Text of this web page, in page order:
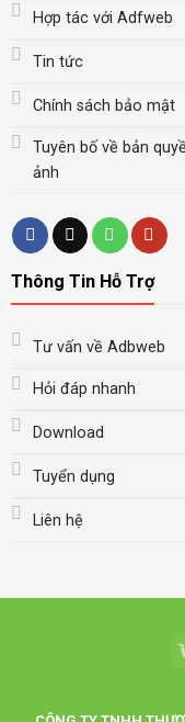
Hợp tác với Adfweb
Tin tức
Chính sách bảo mật
Tuyên bố về bản
ảnh
Thông Tin Hỗ Trợ
Tư vấn về Adbweb
Hỏi đáp nhanh
Download
Tuyển dụng
Liên hệ